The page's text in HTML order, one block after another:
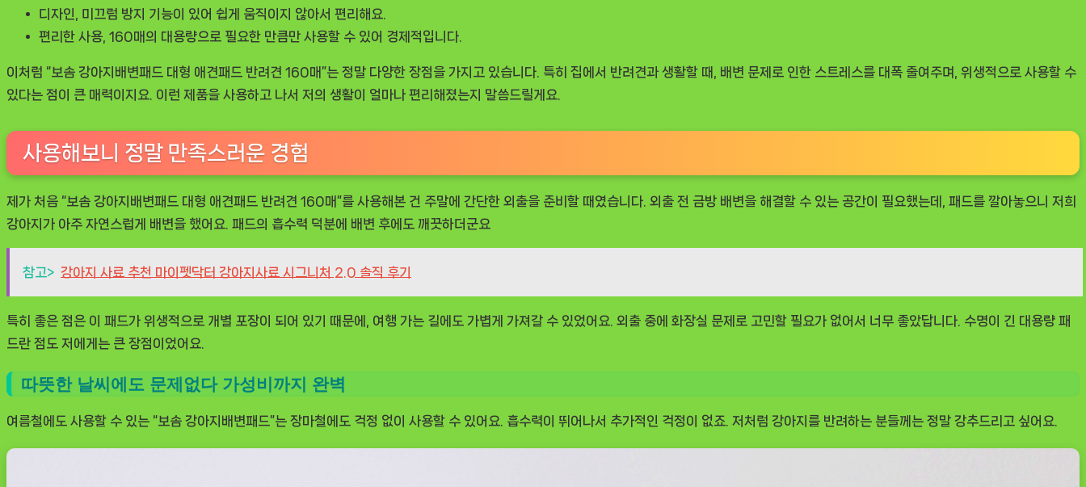
디자인, 미끄럼 방지 기능이 있어 쉽게 움직이지 않아서 편리해요.
편리한 사용, 160매의 대용량으로 필요한 만큼만 사용할 수 있어 경제적입니다.
이처럼 “보솜 강아지배변패드 대형 애견패드 반려견 160매”는 정말 다양한 장점을 가지고 있습니다. 특히 집에서 반려견과 생활할 때, 배변 문제로 인한 스트레스를 대폭 줄여주며, 위생적으로 사용할 수
있다는 점이 큰 매력이지요. 이런 제품을 사용하고 나서 저의 생활이 얼마나 편리해졌는지 말씀드릴게요.
사용해보니 정말 만족스러운 경험
제가 처음 “보솜 강아지배변패드 대형 애견패드 반려견 160매”를 사용해본 건 주말에 간단한 외출을 준비할 때였습니다. 외출 전 금방 배변을 해결할 수 있는 공간이 필요했는데, 패드를 깔아놓으니 저희
강아지가 아주 자연스럽게 배변을 했어요. 패드의 흡수력 덕분에 배변 후에도 깨끗하더군요
참고> 강아지 사료 추천 마이펫닥터 강아지사료 시그니처 2.0 솔직 후기
특히 좋은 점은 이 패드가 위생적으로 개별 포장이 되어 있기 때문에, 여행 가는 길에도 가볍게 가져갈 수 있었어요. 외출 중에 화장실 문제로 고민할 필요가 없어서 너무 좋았답니다. 수명이 긴 대용량 패
드란 점도 저에게는 큰 장점이었어요.
따뜻한 날씨에도 문제없다 가성비까지 완벽
여름철에도 사용할 수 있는 “보솜 강아지배변패드”는 장마철에도 걱정 없이 사용할 수 있어요. 흡수력이 뛰어나서 추가적인 걱정이 없죠. 저처럼 강아지를 반려하는 분들께는 정말 강추드리고 싶어요.